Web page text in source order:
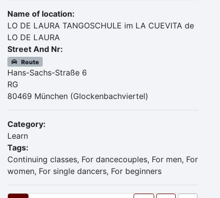
Name of location:
LO DE LAURA TANGOSCHULE im LA CUEVITA de
LO DE LAURA
Street And Nr:
Route
Hans-Sachs-Straße 6
RG
80469 München (Glockenbachviertel)
Category:
Learn
Tags:
Continuing classes, For dancecouples, For men, For
women, For single dancers, For beginners